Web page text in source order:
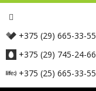
+375 (29) 665-33-55
+375 (29) 745-24-66
+375 (25) 665-33-55